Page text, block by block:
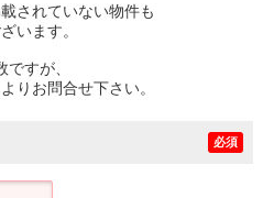
されていない物件も
います。
ですが、
りお問合せ下さい。
必須